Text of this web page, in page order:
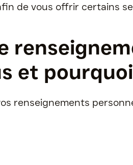
de vous offrir certains
et
renseignements